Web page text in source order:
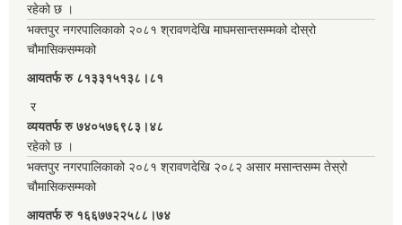
रहेको छ ।
भक्तपुर नगरपालिकाको २०८१ श्रावणदेखि माघमसान्तसम्मको दोस्रो
चौमासिकसम्मको
आयतर्फ रु‌ ८१३३१५१३८।८१
र
व्ययतर्फ रु ७४०५७६९८३।४८
रहेको छ ।
भक्तपुर नगरपालिकाको २०८१ श्रावणदेखि २०८२ असार मसान्तसम्म तेस्रो
चौमासिकसम्मको
आयतर्फ रु‌ १६६७७२२५८८।७४